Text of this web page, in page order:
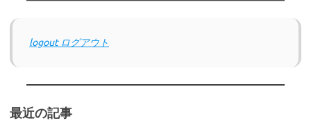
logout ログアウト
最近の記事